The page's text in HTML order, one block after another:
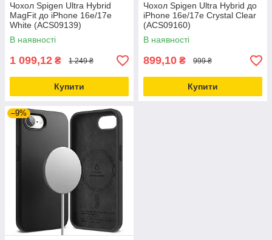
Чохол Spigen Ultra Hybrid
MagFit до iPhone 16e/17e
White (ACS09139)
В наявності
1 099,12 ₴ 1 249 ₴
Купити
Чохол Spigen Ultra Hybrid до
iPhone 16e/17e Crystal Clear
(ACS09160)
В наявності
899,10 ₴ 999 ₴
Купити
–9%